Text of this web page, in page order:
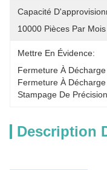
Capacité
10000 Pièces Par Mois
Mettre En Évidence:
Fermeture À
Fermeture À
Stampage De
Description